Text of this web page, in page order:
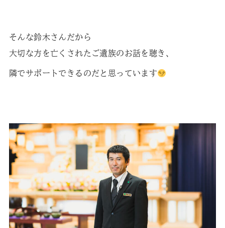
そんな鈴木さんだから
大切な方を亡くされたご遺族のお話を聴き、
隣でサポートできるのだと思っています